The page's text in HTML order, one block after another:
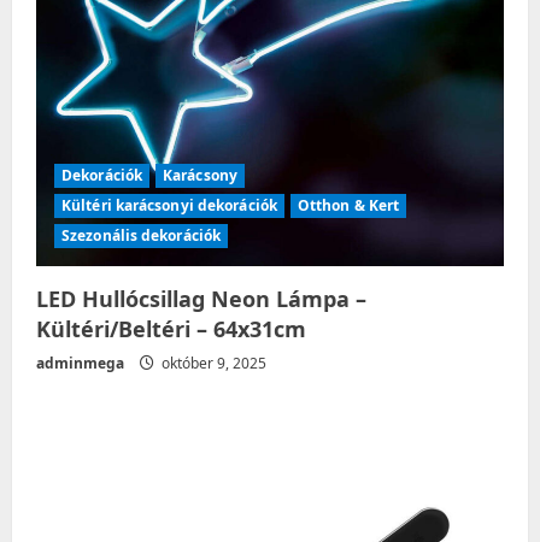
Dekorációk
Karácsony
Kültéri karácsonyi dekorációk
Otthon & Kert
Szezonális dekorációk
LED Hullócsillag Neon Lámpa –
Kültéri/Beltéri – 64x31cm
adminmega október 9, 2025